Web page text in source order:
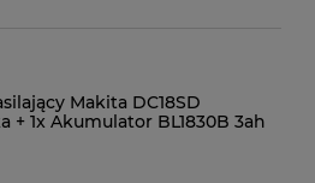
Makita DC18SD
+ 1x Akumulator BL1830B 3ah